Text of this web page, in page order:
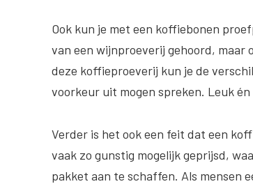
Ook kun je met een koffiebonen
van een wijnproeverij gehoord,
deze koffieproeverij kun je de
voorkeur uit mogen spreken. Leuk
Verder is het ook een feit dat een
vaak zo gunstig mogelijk geprijsd,
pakket aan te schaffen. Als mensen